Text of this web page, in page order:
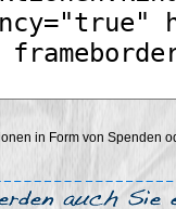
in Form von Spenden